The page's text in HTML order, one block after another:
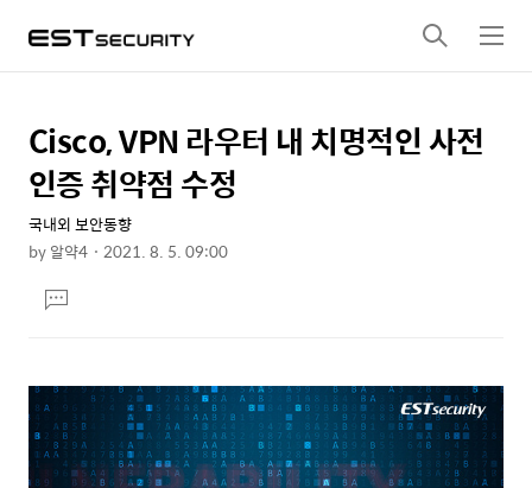
검
색
메
뉴
상
세
컨
텐
본
문
제
목
Cisco, VPN 라우터 내 치명적인 사전
인증 취약점 수정
국내외 보안동향
by알약4 2021. 8. 5. 09:00
문댓
글